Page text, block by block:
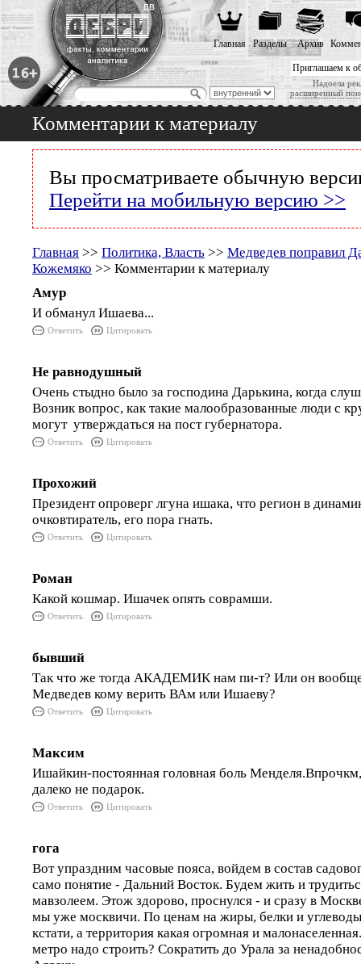
Приглашаем к
Надоела
расширенный
Главная Разделы Архив
Комментарии к материалу
Вы просматриваете обычную
Перейти на мобильную версию >>
Главная >> Политика, Власть >> Медведев поправил
Кожемяко >> Комментарии к материалу
Амур
И обманул Ишаева...
Ответить Цитировать
Не равнодушный
Очень стыдно было за господина Дарькина, когда
Возник вопрос, как такие малообразованные люди с
могут утверждаться на пост губернатора.
Ответить Цитировать
Прохожий
Президент опроверг лгуна ишака, что регион в
очковтиратель, его пора гнать.
Ответить Цитировать
Роман
Какой кошмар. Ишачек опять соврамши.
Ответить Цитировать
бывший
Так что же тогда АКАДЕМИК нам пи-т? Или он
Медведев кому верить ВАм или Ишаеву?
Ответить Цитировать
Максим
Ишайкин-постоянная головная боль
далеко не подарок.
Ответить Цитировать
гога
Вот упраздним часовые пояса, войдем в состав
само понятие - Дальний Восток. Будем жить и
мавзолеем. Этож здорово, проснулся - и сразу в
мы уже москвичи. По ценам на жиры, белки и
кстати, а территория какая огромная и
метро надо строить? Сократить до Урала за